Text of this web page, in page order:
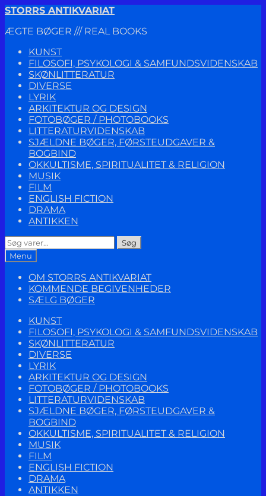
Spring
navigation
Spring
indhold
STORRS ANTIKVARIAT
ÆGTE BØGER /// REAL BOOKS
KUNST
FILOSOFI, PSYKOLOGI & SAMFUNDSVIDENSKAB
SKØNLITTERATUR
DIVERSE
LYRIK
ARKITEKTUR OG DESIGN
FOTOBØGER / PHOTOBOOKS
LITTERATURVIDENSKAB
SJÆLDNE BØGER, FØRSTEUDGAVER &
BOGBIND
OKKULTISME, SPIRITUALITET & RELIGION
MUSIK
FILM
ENGLISH FICTION
DRAMA
ANTIKKEN
Søg
efter:
Søg
Menu
OM STORRS ANTIKVARIAT
KOMMENDE BEGIVENHEDER
SÆLG BØGER
KUNST
FILOSOFI, PSYKOLOGI & SAMFUNDSVIDENSKAB
SKØNLITTERATUR
DIVERSE
LYRIK
ARKITEKTUR OG DESIGN
FOTOBØGER / PHOTOBOOKS
LITTERATURVIDENSKAB
SJÆLDNE BØGER, FØRSTEUDGAVER &
BOGBIND
OKKULTISME, SPIRITUALITET & RELIGION
MUSIK
FILM
ENGLISH FICTION
DRAMA
ANTIKKEN